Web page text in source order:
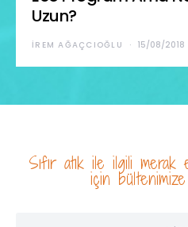
Uzun?
İREM AĞAÇCIOĞLU 15/08/2018
Sıfır atık ile ilgili merak
için